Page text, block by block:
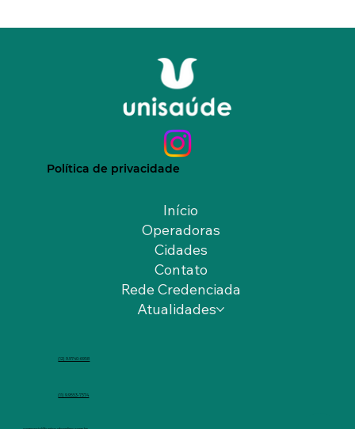
Política de privacidade
Início
Operadoras
Cidades
Contato
Rede Credenciada
Atualidades
(12) 9.9740-6958
(11) 9.9553-7374